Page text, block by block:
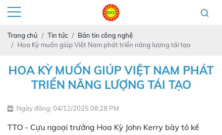
Trang chủ Tin tức
Bản tin công nghệ
Hoa Kỳ muốn giúp Việt Nam phát triển năng lượng tái tạo
HOA KỲ MUỐN GIÚP VIỆT NAM PHÁT
TRIỂN NĂNG LƯỢNG TÁI TẠO
Ngày đăng: 04/12/2025 08:28 PM
TTO - Cựu ngoại trưởng Hoa Kỳ John Kerry bày tỏ kế